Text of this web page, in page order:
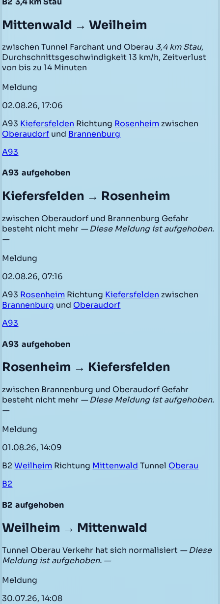
Mittenwald → Weilheim
zwischen Tunnel Farchant und Oberau 3,4 km Stau,
Durchschnittsgeschwindigkeit 13 km/h, Zeitverlust
von bis zu 14 Minuten
Meldung
02.08.26, 17:06
A93 Kiefersfelden Richtung Rosenheim zwischen
Oberaudorf und Brannenburg
A93
A93 aufgehoben
Kiefersfelden → Rosenheim
zwischen Oberaudorf und Brannenburg Gefahr
besteht nicht mehr — Diese Meldung ist aufgehoben.
—
Meldung
02.08.26, 07:16
A93 Rosenheim Richtung Kiefersfelden zwischen
Brannenburg und Oberaudorf
A93
A93 aufgehoben
Rosenheim → Kiefersfelden
zwischen Brannenburg und Oberaudorf Gefahr
besteht nicht mehr — Diese Meldung ist aufgehoben.
—
Meldung
01.08.26, 14:09
B2Weilheim Richtung Mittenwald Tunnel Oberau
B2
B2 aufgehoben
Weilheim → Mittenwald
Tunnel Oberau Verkehr hat sich normalisiert — Diese
Meldung ist aufgehoben. —
Meldung
30.07.26, 14:08